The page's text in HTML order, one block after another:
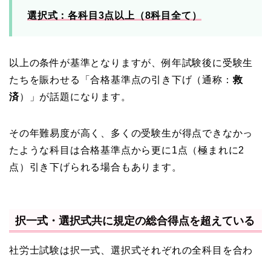
選択式：各科目3点以上（8科目全て）
以上の条件が基準となりますが、例年試験後に受験生
たちを賑わせる「合格基準点の引き下げ（通称：救
済）」が話題になります。
その年難易度が高く、多くの受験生が得点できなかっ
たような科目は合格基準点から更に1点（極まれに2
点）引き下げられる場合もあります。
択一式・選択式共に規定の総合得点を超えている
社労士試験は択一式、選択式それぞれの全科目を合わ